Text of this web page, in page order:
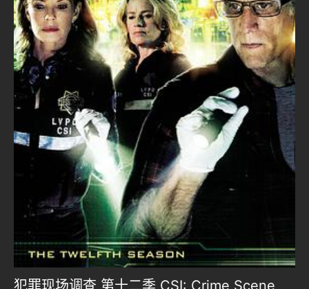
犯罪现场调查 第十二季 CSI: Crime Scene